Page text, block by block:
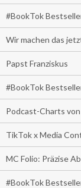
#BookTok
Wir machen das
Papst Franziskus
#BookTok
Podcast-Charts
TikTok x Media
MC Folio: Präzise
#BookTok